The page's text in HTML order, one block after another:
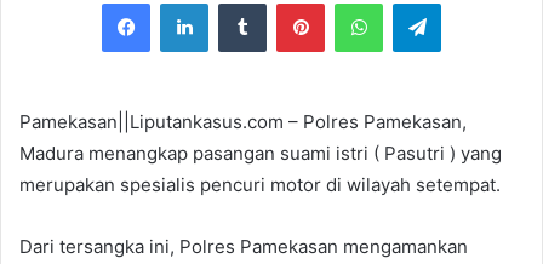
n
d
n
e
m
a
l
Pamekasan||Liputankasus.com – Polres Pamekasan,
Madura menangkap pasangan suami istri ( Pasutri ) yang
merupakan spesialis pencuri motor di wilayah setempat.
Dari tersangka ini, Polres Pamekasan mengamankan